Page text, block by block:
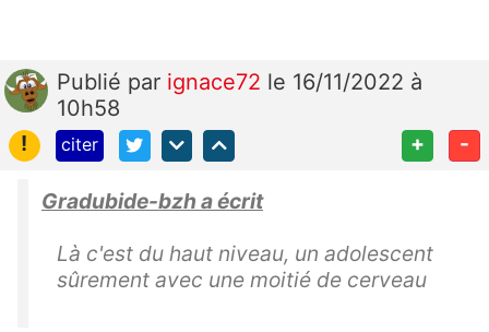
Publié par ignace72 le 16/11/2022 à
10h58
!
citer + -
Gradubide-bzh a écrit
Là c'est du haut niveau, un adolescent
sûrement avec une moitié de cerveau